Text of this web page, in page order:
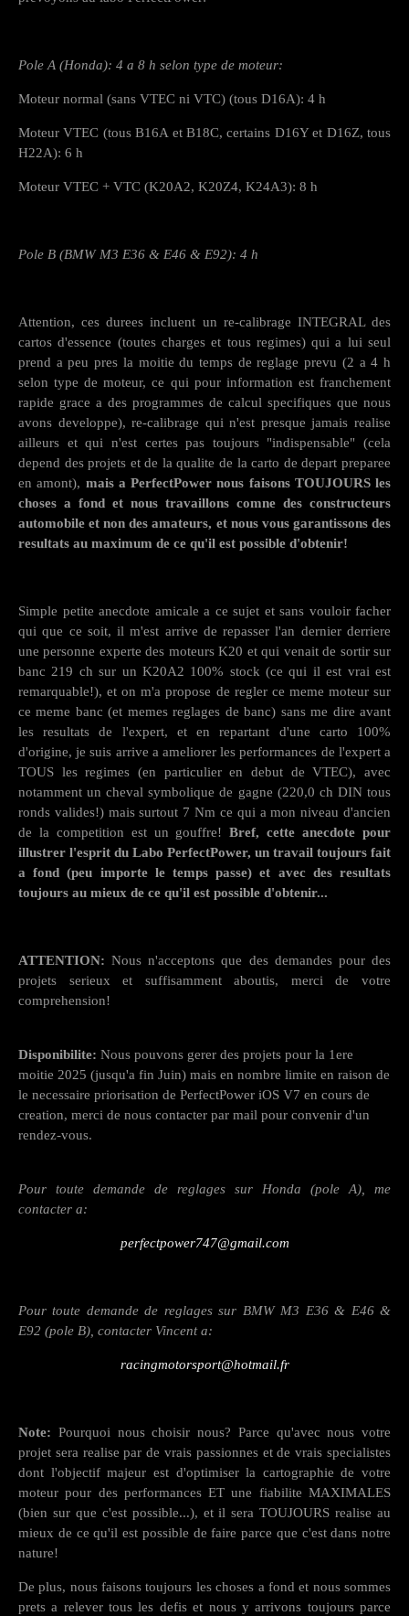
Pole A (Honda): 4 a 8 h selon type de moteur:
Moteur normal (sans VTEC ni VTC) (tous D16A): 4 h
Moteur VTEC (tous B16A et B18C, certains D16Y et D16Z, tous
H22A): 6 h
Moteur VTEC + VTC (K20A2, K20Z4, K24A3): 8 h
Pole B (BMW M3 E36 & E46 & E92): 4 h
Attention, ces durees incluent un re-calibrage INTEGRAL des
cartos d'essence (toutes charges et tous regimes) qui a lui seul
prend a peu pres la moitie du temps de reglage prevu (2 a 4 h
selon type de moteur, ce qui pour information est franchement
rapide grace a des programmes de calcul specifiques que nous
avons developpe), re-calibrage qui n'est presque jamais realise
ailleurs et qui n'est certes pas toujours "indispensable" (cela
depend des projets et de la qualite de la carto de depart preparee
en amont), mais a PerfectPower nous faisons TOUJOURS les
choses a fond et nous travaillons comne des constructeurs
automobile et non des amateurs, et nous vous garantissons des
resultats au maximum de ce qu'il est possible d'obtenir!
Simple petite anecdote amicale a ce sujet et sans vouloir facher
qui que ce soit, il m'est arrive de repasser l'an dernier derriere
une personne experte des moteurs K20 et qui venait de sortir sur
banc 219 ch sur un K20A2 100% stock (ce qui il est vrai est
remarquable!), et on m'a propose de regler ce meme moteur sur
ce meme banc (et memes reglages de banc) sans me dire avant
les resultats de l'expert, et en repartant d'une carto 100%
d'origine, je suis arrive a ameliorer les performances de l'expert a
TOUS les regimes (en particulier en debut de VTEC), avec
notamment un cheval symbolique de gagne (220,0 ch DIN tous
ronds valides!) mais surtout 7 Nm ce qui a mon niveau d'ancien
de la competition est un gouffre!Bref, cette anecdote pour
illustrer l'esprit du Labo PerfectPower, un travail toujours fait
a fond (peu importe le temps passe) et avec des resultats
toujours au mieux de ce qu'il est possible d'obtenir...
ATTENTION: Nous n'acceptons que des demandes pour des
projets serieux et suffisamment aboutis, merci de votre
comprehension!
Disponibilite: Nous pouvons gerer des projets pour la 1ere
moitie 2025 (jusqu'a fin Juin) mais en nombre limite en raison de
le necessaire priorisation de PerfectPower iOS V7 en cours de
creation, merci de nous contacter par mail pour convenir d'un
rendez-vous.
Pour toute demande de reglages sur Honda (pole A), me
contacter a:
perfectpower747@gmail.com
Pour toute demande de reglages sur BMW M3 E36 & E46 &
E92 (pole B), contacter Vincent a:
racingmotorsport@hotmail.fr
Note: Pourquoi nous choisir nous? Parce qu'avec nous votre
projet sera realise par de vrais passionnes et de vrais specialistes
dont l'objectif majeur est d'optimiser la cartographie de votre
moteur pour des performances ET une fiabilite MAXIMALES
(bien sur que c'est possible...), et il sera TOUJOURS realise au
mieux de ce qu'il est possible de faire parce que c'est dans notre
nature!
De plus, nous faisons toujours les choses a fond et nous sommes
prets a relever tous les defis et nous y arrivons toujours parce